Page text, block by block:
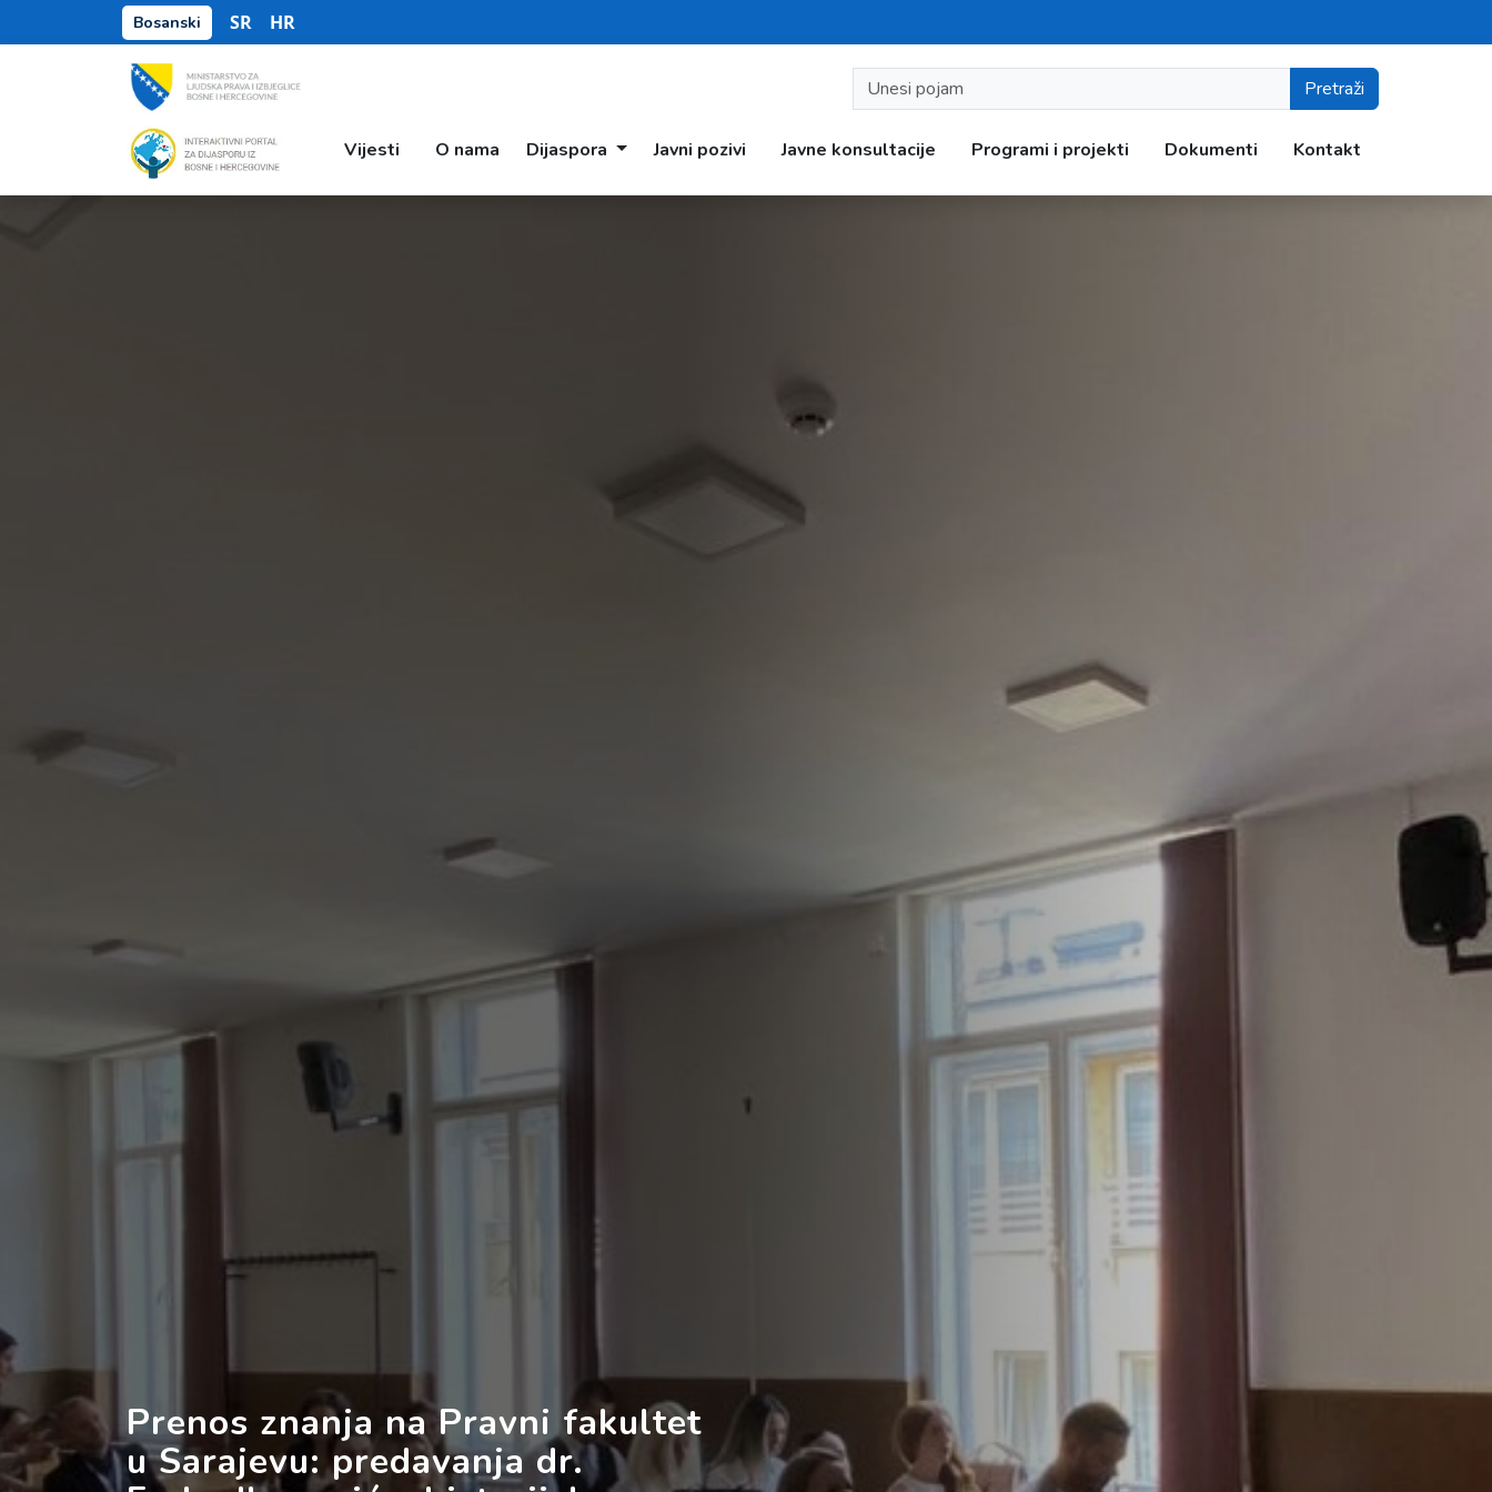
Bosanski SR HR
Pretraži
Vijesti O nama Dijaspora Javni pozivi Javne konsultacije Programi i projekti Dokumenti Kontakt
Prenos znanja na Pravni fakultet
u Sarajevu: predavanja dr.